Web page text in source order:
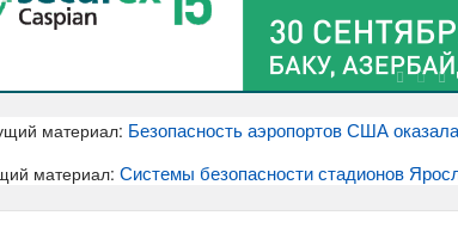
материал: Безопасность аэропортов США
материал: Системы безопасности стадионов